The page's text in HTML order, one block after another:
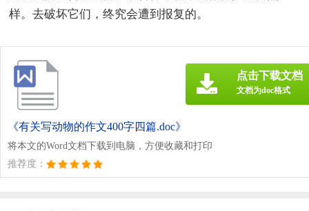
样。去破坏它们，终究会遭到报复的。
《有关写动物的作文400字四篇.doc》
将本文的Word文档下载到电脑，方便收藏和打印
推荐度：
点击下载文档
文档为doc格式